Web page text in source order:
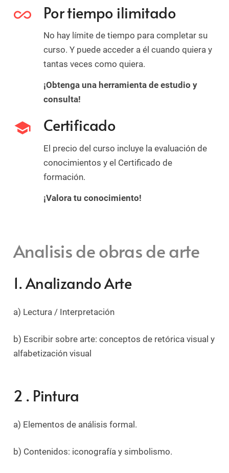
all_inclusive Por tiempo ilimitado
No hay límite de tiempo para completar su
curso. Y puede acceder a él cuando quiera y
tantas veces como quiera.
¡Obtenga una herramienta de estudio y
consulta!
school Certificado
El precio del curso incluye la evaluación de
conocimientos y el Certificado de
formación.
¡Valora tu conocimiento!
Analisis de obras de arte
1. Analizando Arte
a) Lectura / Interpretación
b) Escribir sobre arte: conceptos de retórica visual y
alfabetización visual
2 . Pintura
a) Elementos de análisis formal.
b) Contenidos: iconografía y simbolismo.